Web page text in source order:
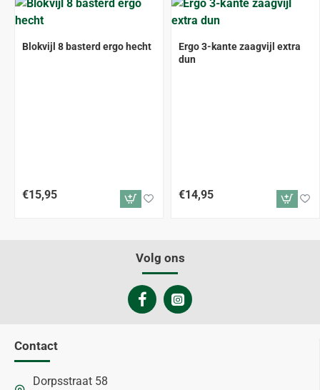
Blokvijl 8 basterd ergo hecht
€15,95
Ergo 3-kante zaagvijl extra
dun
€14,95
Volg ons
Contact
Dorpsstraat 58